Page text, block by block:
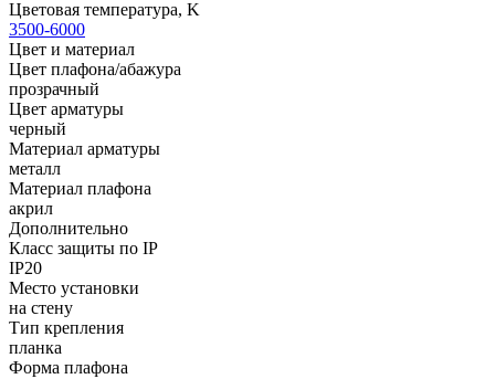
Цветовая температура, K
3500-6000
Цвет и материал
Цвет плафона/абажура
прозрачный
Цвет арматуры
черный
Материал арматуры
металл
Материал плафона
акрил
Дополнительно
Класс защиты по IP
IP20
Место установки
на стену
Тип крепления
планка
Форма плафона